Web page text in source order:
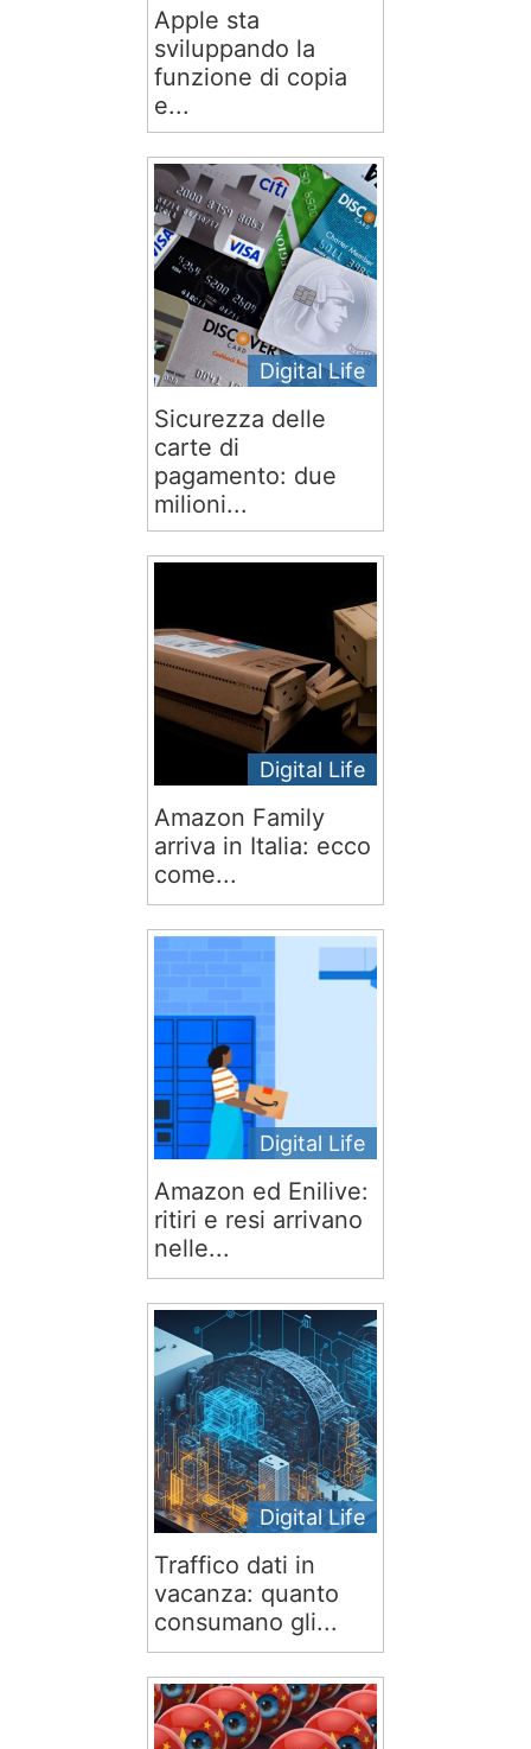
Apple sta
sviluppando la
funzione di copia
e...
Digital Life
Sicurezza delle
carte di
pagamento: due
milioni...
Digital Life
Amazon Family
arriva in Italia: ecco
come...
Digital Life
Amazon ed Enilive:
ritiri e resi arrivano
nelle...
Digital Life
Traffico dati in
vacanza: quanto
consumano gli...